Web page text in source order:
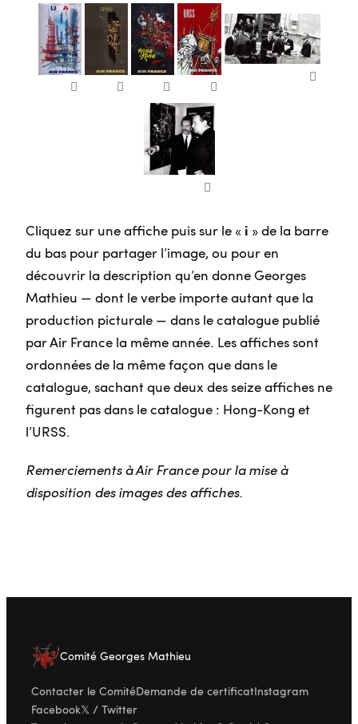
Cliquez sur une affiche puis sur le «i » de la barre
du bas pour partager l’image, ou pour en
découvrir la description qu’en donne Georges
Mathieu — dont le verbe importe autant que la
production picturale — dans le catalogue publié
par Air France la même année. Les affiches sont
ordonnées de la même façon que dans le
catalogue, sachant que deux des seize affiches ne
figurent pas dans le catalogue : Hong-Kong et
l’URSS.
Remerciements à Air France pour la mise à
disposition des images des affiches.
Comité Georges Mathieu
Contacter le ComitéDemande de certificatInstagram
Facebook𝕏 / Twitter